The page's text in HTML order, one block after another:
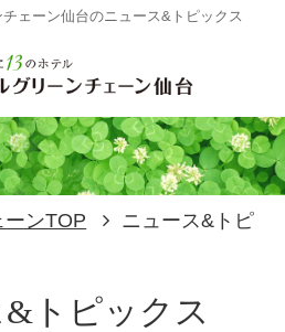
ェーン仙台のニュース&トピックス
ンTOP
ニュース&トピ
トピックス